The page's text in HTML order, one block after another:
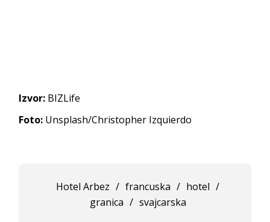
Izvor: BIZLife
Foto: Unsplash/Christopher Izquierdo
Hotel Arbez / francuska / hotel /
granica / svajcarska